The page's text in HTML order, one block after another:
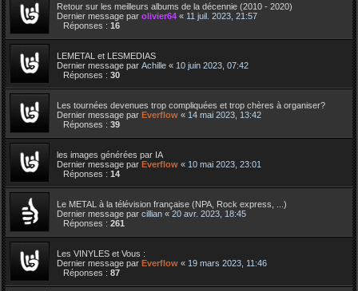
Retour sur les meilleurs albums de la décennie (2010 - 2020)
Dernier message par olivier64 « 11 juil. 2023, 21:57
Réponses : 16
LEMETAL et LESMEDIAS
Dernier message par Achille « 10 juin 2023, 07:42
Réponses : 30
Les tournées devenues trop compliquées et trop chères à organiser?
Dernier message par Everflow « 14 mai 2023, 13:42
Réponses : 39
les images générées par IA
Dernier message par Everflow « 10 mai 2023, 23:01
Réponses : 14
Le METAL à la télévision française (NPA, Rock express, ...)
Dernier message par cillian « 20 avr. 2023, 18:45
Réponses : 261
Les VINYLES et Vous :
Dernier message par Everflow « 19 mars 2023, 11:46
Réponses : 87